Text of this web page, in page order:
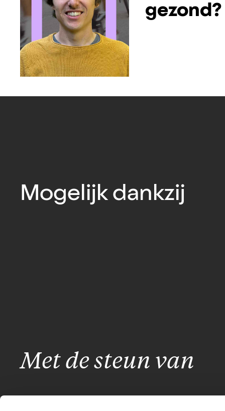
gezond?
Mogelijk dankzij
Met de steun van